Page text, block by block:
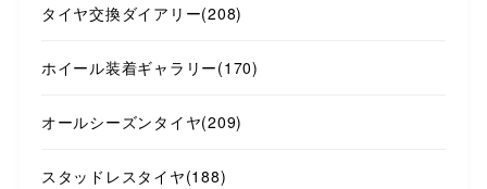
タイヤ交換ダイアリー(208)
ホイール装着ギャラリー(170)
オールシーズンタイヤ(209)
スタッドレスタイヤ(188)